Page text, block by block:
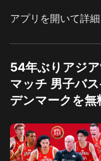
アプリを開いて詳
54年ぶりアジ
マッチ 男子バ
デンマークを